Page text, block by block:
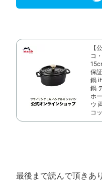
【
コ
保
鍋
鍋
ホ
ウ
コ
最後まで読んで頂きあ